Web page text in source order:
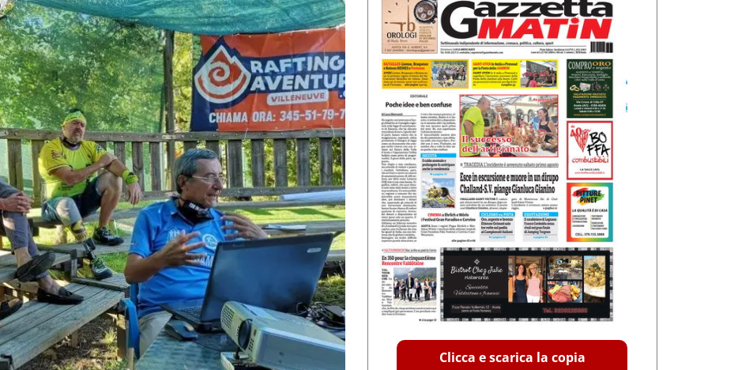
Clicca e scarica la copia